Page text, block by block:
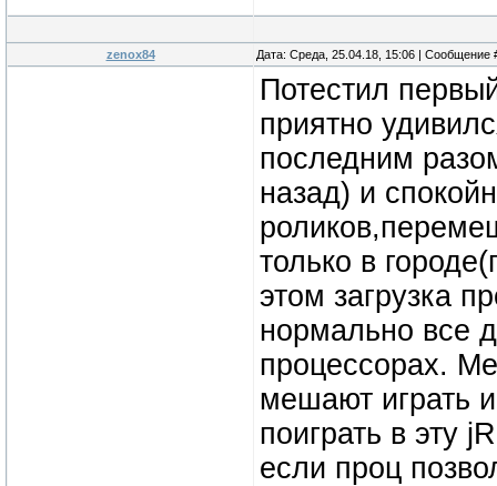
zenox84 Дата: Среда, 25.04.18, 15:06 | Сообщение
Потестил
приятно
последним
назад) и
только в
этом загрузка
нормально все
процессорах.
мешают играть
поиграть в эту
если проц